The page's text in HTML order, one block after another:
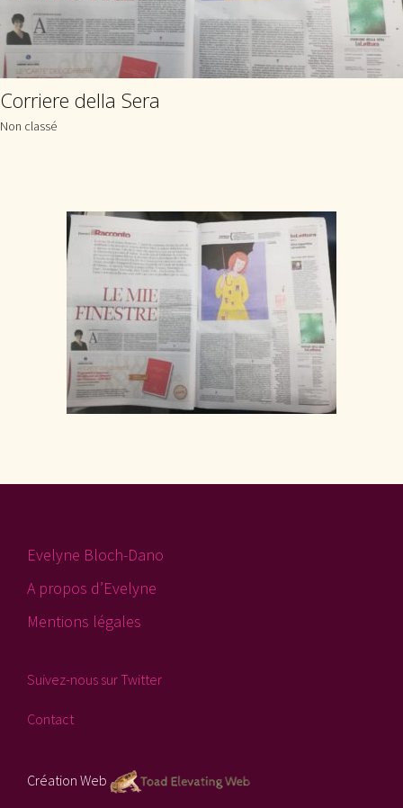
Corriere della Sera
Non classé
Evelyne Bloch-Dano
A propos d’Evelyne
Mentions légales
Suivez-nous sur Twitter
Contact
Création Web